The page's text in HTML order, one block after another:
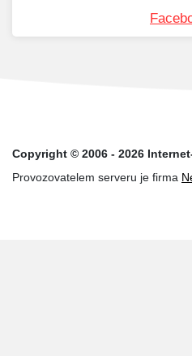
Copyright © 2006 - 2026
Provozovatelem serveru je firma